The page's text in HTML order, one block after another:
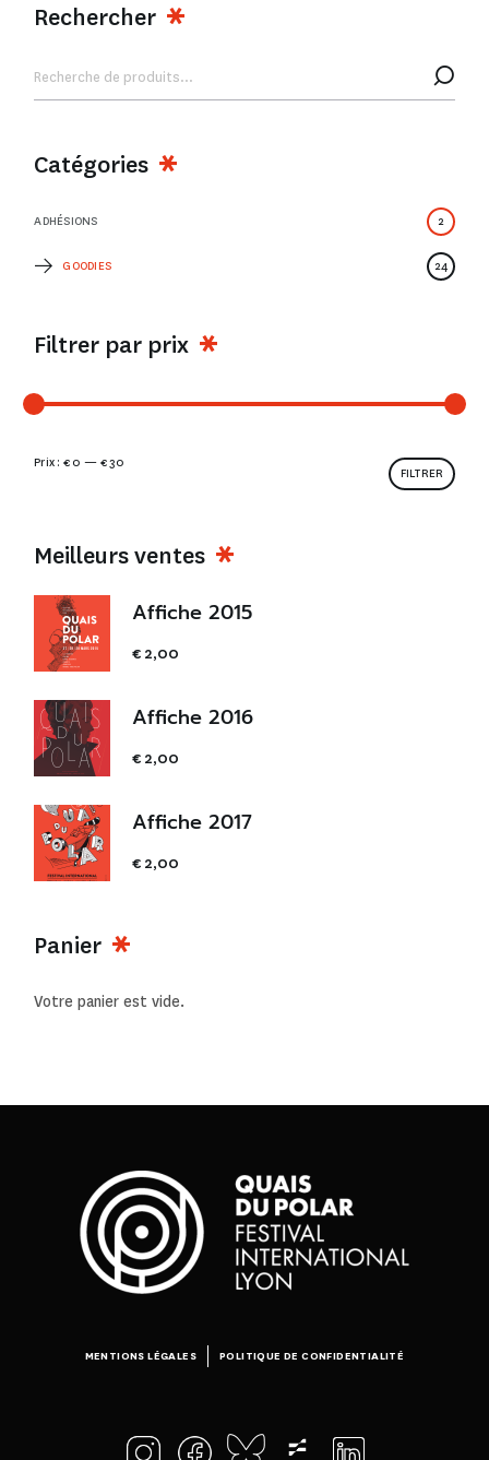
Rechercher
Catégories
ADHÉSIONS 2
GOODIES 24
Filtrer par prix
FILTRER
Prix : € 0 —€ 30
Meilleurs ventes
Affiche 2015
€ 2,00
Affiche 2016
€ 2,00
Affiche 2017
€ 2,00
Panier
Votre panier est vide.
MENTIONS LÉGALES POLITIQUE DE CONFIDENTIALITÉ